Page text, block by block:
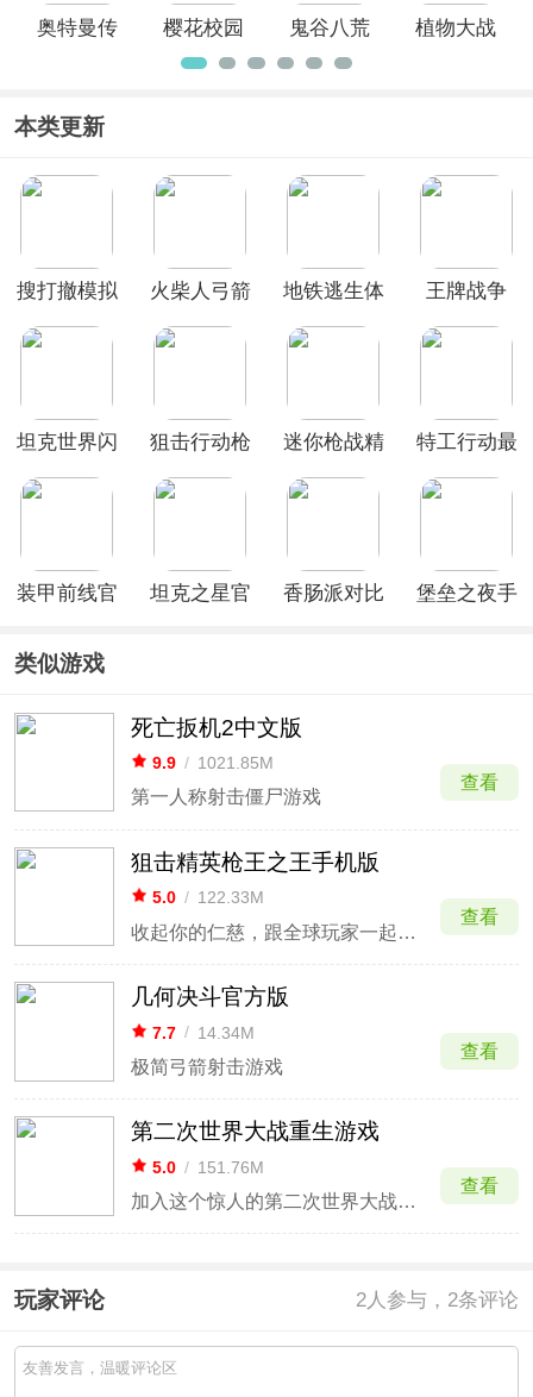
奥特曼传
钻石不用
登录
樱花校园
模拟器中
鬼谷八荒
手游破解
植物大战
本类更新
搜打撤模拟
火柴人弓箭
地铁逃生体
新版本
MOBILE)
王牌战争
坦克世界闪
狙击行动枪
迷你枪战精
特工行动最
装甲前线官
坦克之星官
香肠派对比
堡垒之夜手
类似游戏
死亡扳机2中文版
9.9 / 1021.85M
第一人称射击僵尸游戏
查看
狙击精英枪王之王手机版
5.0 / 122.33M
收起你的仁慈，跟全球玩家一起奋力射杀
查看
几何决斗官方版
7.7 / 14.34M
极简弓箭射击游戏
查看
第二次世界大战重生游戏
5.0 / 151.76M
加入这个惊人的第二次世界大战射击游戏
查看
玩家评论 2人参与，2条评论